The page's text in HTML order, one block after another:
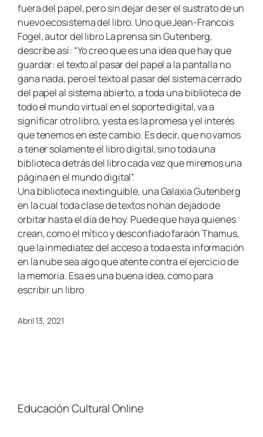
fuera del papel, pero sin dejar de ser el sustrato de un
nuevo ecosistema del libro. Uno que Jean-Francois
Fogel, autor del libro La prensa sin Gutenberg,
describe así: “Yo creo que es una idea que hay que
guardar: el texto al pasar del papel a la pantalla no
gana nada, pero el texto al pasar del sistema cerrado
del papel al sistema abierto, a toda una biblioteca de
todo el mundo virtual en el soporte digital, va a
significar otro libro, y esta es la promesa y el interés
que tenemos en este cambio. Es decir, que no vamos
a tener solamente el libro digital, sino toda una
biblioteca detrás del libro cada vez que miremos una
página en el mundo digital”.
Una biblioteca inextinguible, una Galaxia Gutenberg
en la cual toda clase de textos no han dejado de
orbitar hasta el día de hoy. Puede que haya quienes
crean, como el mítico y desconfiado faraón Thamus,
que la inmediatez del acceso a toda esta información
en la nube sea algo que atente contra el ejercicio de
la memoria. Esa es una buena idea, como para
escribir un libro
Abril 13, 2021
Educación Cultural Online